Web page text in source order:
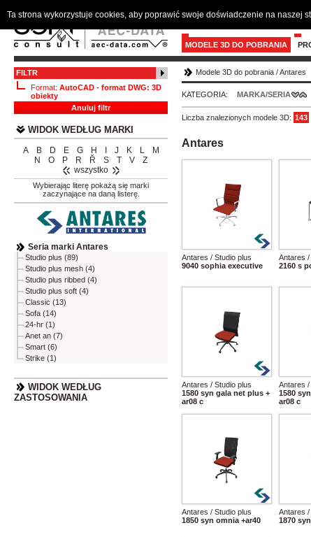
MODELE 3D DO POBRANIA
FILTR
Format: AutoCAD - format DWG: 3D
obiekty
Anuluj filtr
WIDOK WEDŁUG MARKI
A B D E G H J K L
M
N
O P R Ř S T V
Z
wszystko
Wybierając literę pokażą się marki
zaczynające na daną listerę.
Seria marki Antares
Studio plus (89)
Studio plus mesh (4)
Studio plus ribbed (4)
Studio plus soft (4)
Classic (13)
Sofa (14)
24-hr (1)
Anet an (7)
Smart (6)
Strike (1)
WIDOK WEDŁUG
ZASTOSOWANIA
Modele 3D do pobrania /Antares
KATEGORIA: MARKA/SERIA
Liczba znalezionych modele 3D: 143
Antares
Antares / Studio plus
9040 sophia executive
Antares /
2160 s
Antares / Studio plus
1580 syn gala net plus +
ar08 c
Antares /
1580
ar08 c
Antares / Studio plus
1850 syn omnia +ar40
Antares /
1870
Ta strona wykorzystuje cookies, aby poprawić swoje doświadczenie na